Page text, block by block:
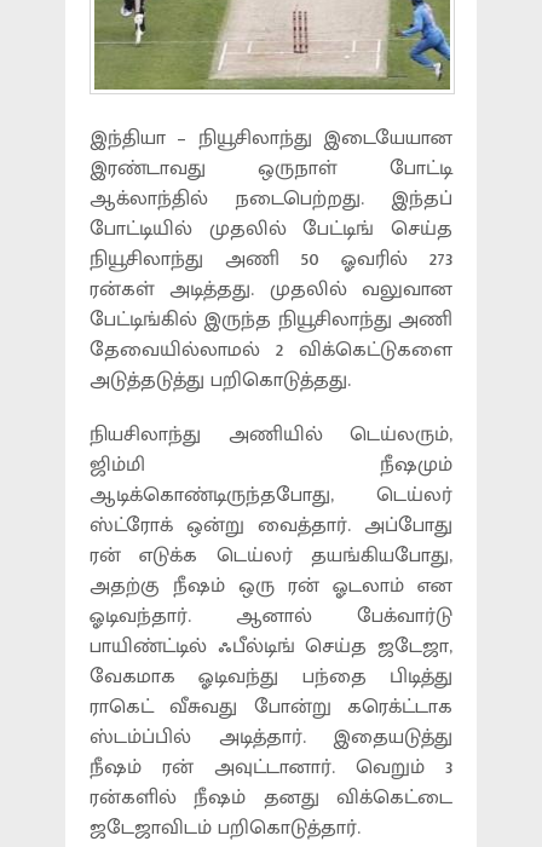
இந்தியா – நியூசிலாந்து இடையேயான
இரண்டாவது ஒருநாள் போட்டி
ஆக்லாந்தில் நடைபெற்றது. இந்தப்
போட்டியில் முதலில் பேட்டிங் செய்த
நியூசிலாந்து அணி 50 ஓவரில் 273
ரன்கள் அடித்தது. முதலில் வலுவான
பேட்டிங்கில் இருந்த நியூசிலாந்து அணி
தேவையில்லாமல் 2 விக்கெட்டுகளை
அடுத்தடுத்து பறிகொடுத்தது.
நியசிலாந்து அணியில் டெய்லரும்,
ஜிம்மி நீஷமும்
ஆடிக்கொண்டிருந்தபோது, டெய்லர்
ஸ்ட்ரோக் ஒன்று வைத்தார். அப்போது
ரன் எடுக்க டெய்லர் தயங்கியபோது,
அதற்கு நீஷம் ஒரு ரன் ஓடலாம் என
ஓடிவந்தார். ஆனால் பேக்வார்டு
பாயிண்ட்டில் ஃபீல்டிங் செய்த ஜடேஜா,
வேகமாக ஓடிவந்து பந்தை பிடித்து
ராகெட் வீசுவது போன்று கரெக்ட்டாக
ஸ்டம்ப்பில் அடித்தார். இதையடுத்து
நீஷம் ரன் அவுட்டானார். வெறும் 3
ரன்களில் நீஷம் தனது விக்கெட்டை
ஜடேஜாவிடம் பறிகொடுத்தார்.